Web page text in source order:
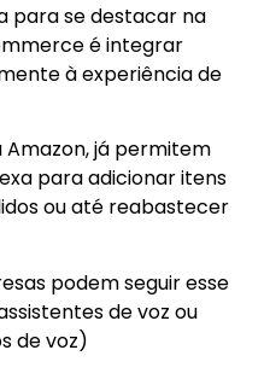
para se destacar na
é integrar
à experiência de
já permitem
para adicionar itens
ou até reabastecer
podem seguir esse
de voz ou
de voz)